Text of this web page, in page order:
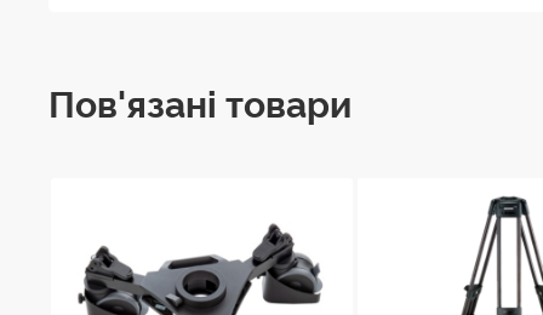
Пов'язані товари